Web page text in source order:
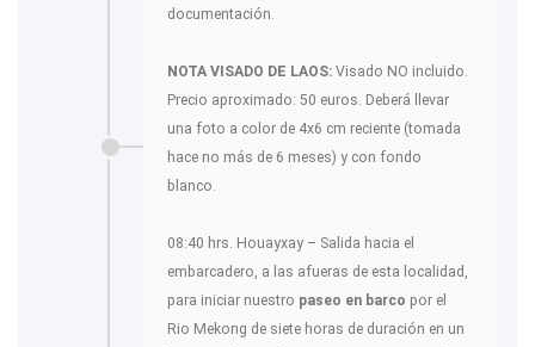
documentación.
NOTA VISADO DE LAOS: Visado NO incluido.
Precio aproximado: 50 euros. Deberá llevar
una foto a color de 4x6 cm reciente (tomada
hace no más de 6 meses) y con fondo
blanco.
08:40 hrs. Houayxay – Salida hacia el
embarcadero, a las afueras de esta localidad,
para iniciar nuestro paseo en barco por el
Rio Mekong de siete horas de duración en un